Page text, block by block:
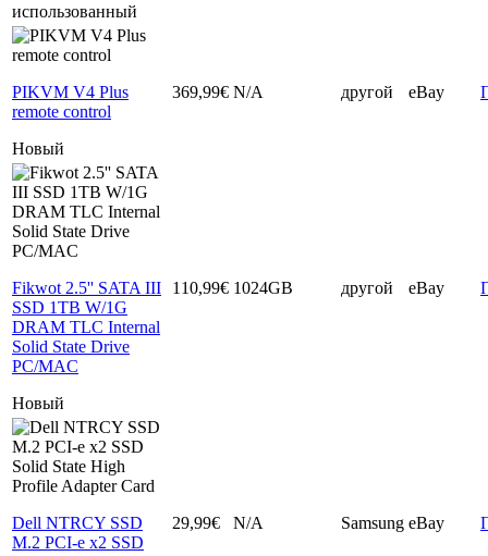
использованный
PIKVM V4 Plus
remote control
Новый
369,99€ N/A другой eBay
Fikwot 2.5'' SATA III
SSD 1TB W/1G
DRAM TLC Internal
Solid State Drive
PC/MAC
Новый
110,99€ 1024GB другой eBay
Dell NTRCY SSD
M.2 PCI-e x2 SSD
29,99€ N/A Samsung eBay